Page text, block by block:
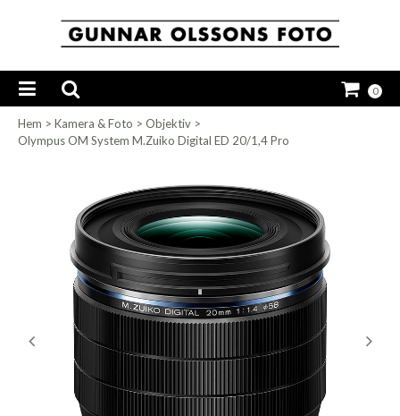
0
Hem > Kamera & Foto > Objektiv >
Olympus OM System M.Zuiko Digital ED 20/1,4 Pro